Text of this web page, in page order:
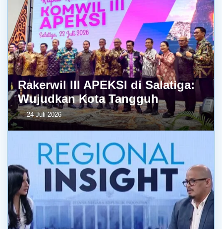
Rakerwil III APEKSI di Salatiga:
Wujudkan Kota Tangguh
24 Juli 2026